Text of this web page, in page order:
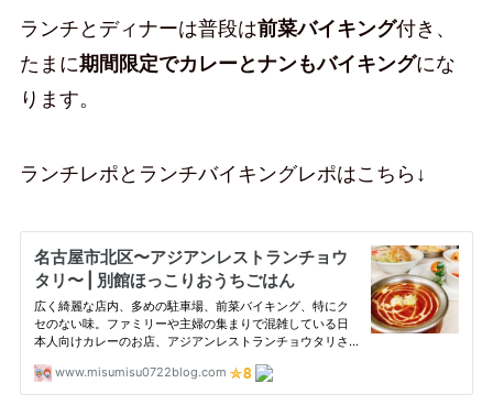
ランチとディナーは普段は前菜バイキング付き、
たまに期間限定でカレーとナンもバイキングにな
ります。
ランチレポとランチバイキングレポはこちら↓